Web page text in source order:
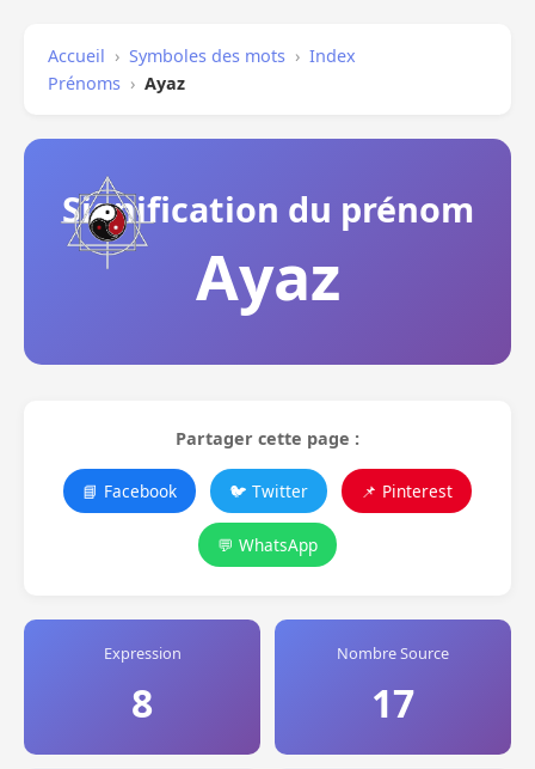
Accueil › Symboles des mots › Index
Prénoms › Ayaz
Signification du prénom
Ayaz
Partager cette page :
📘 Facebook 🐦 Twitter 📌 Pinterest
💬 WhatsApp
Expression
8
Nombre Source
17